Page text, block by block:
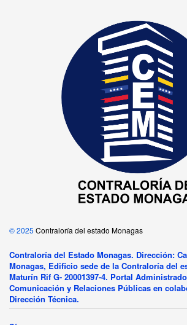
© 2025 Contraloría del estado Monagas
Contraloría del Estado Monagas. Dirección:
Monagas, Edificio sede de la Contraloría del
Maturín Rif G- 20001397-4. Portal
Comunicación y Relaciones Públicas en
Dirección Técnica.